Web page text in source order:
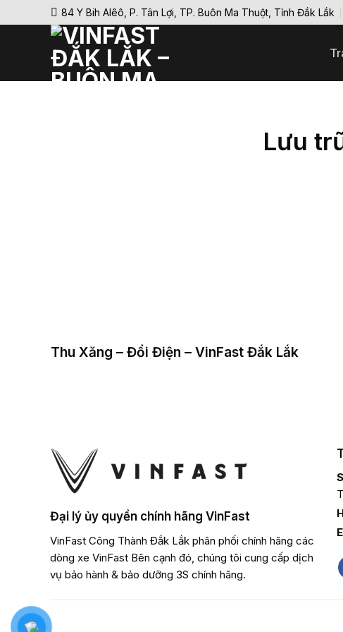
qua
84 Y Bih Alêô, P. Tân Lợi, TP. Buôn Ma Thuột, Tỉnh Đắk Lắk
Lưu
Thu Xăng – Đổi Điện – VinFast Đắk Lắk
Đại lý ủy quyền chính hãng VinFast
VinFast Công Thành Đắk Lắk phân phối chính hãng các
dòng xe VinFast Bên cạnh đó, chúng tôi cung cấp dịch
vụ bảo hành & bảo dưỡng 3S chính hãng.